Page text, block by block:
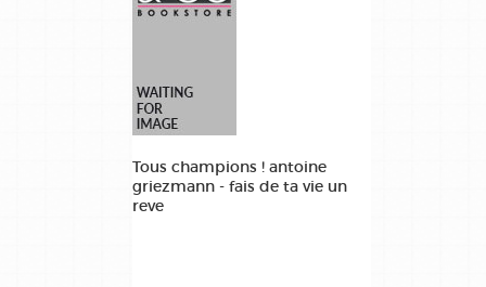
Tous champions ! antoine
griezmann - fais de ta vie un
reve